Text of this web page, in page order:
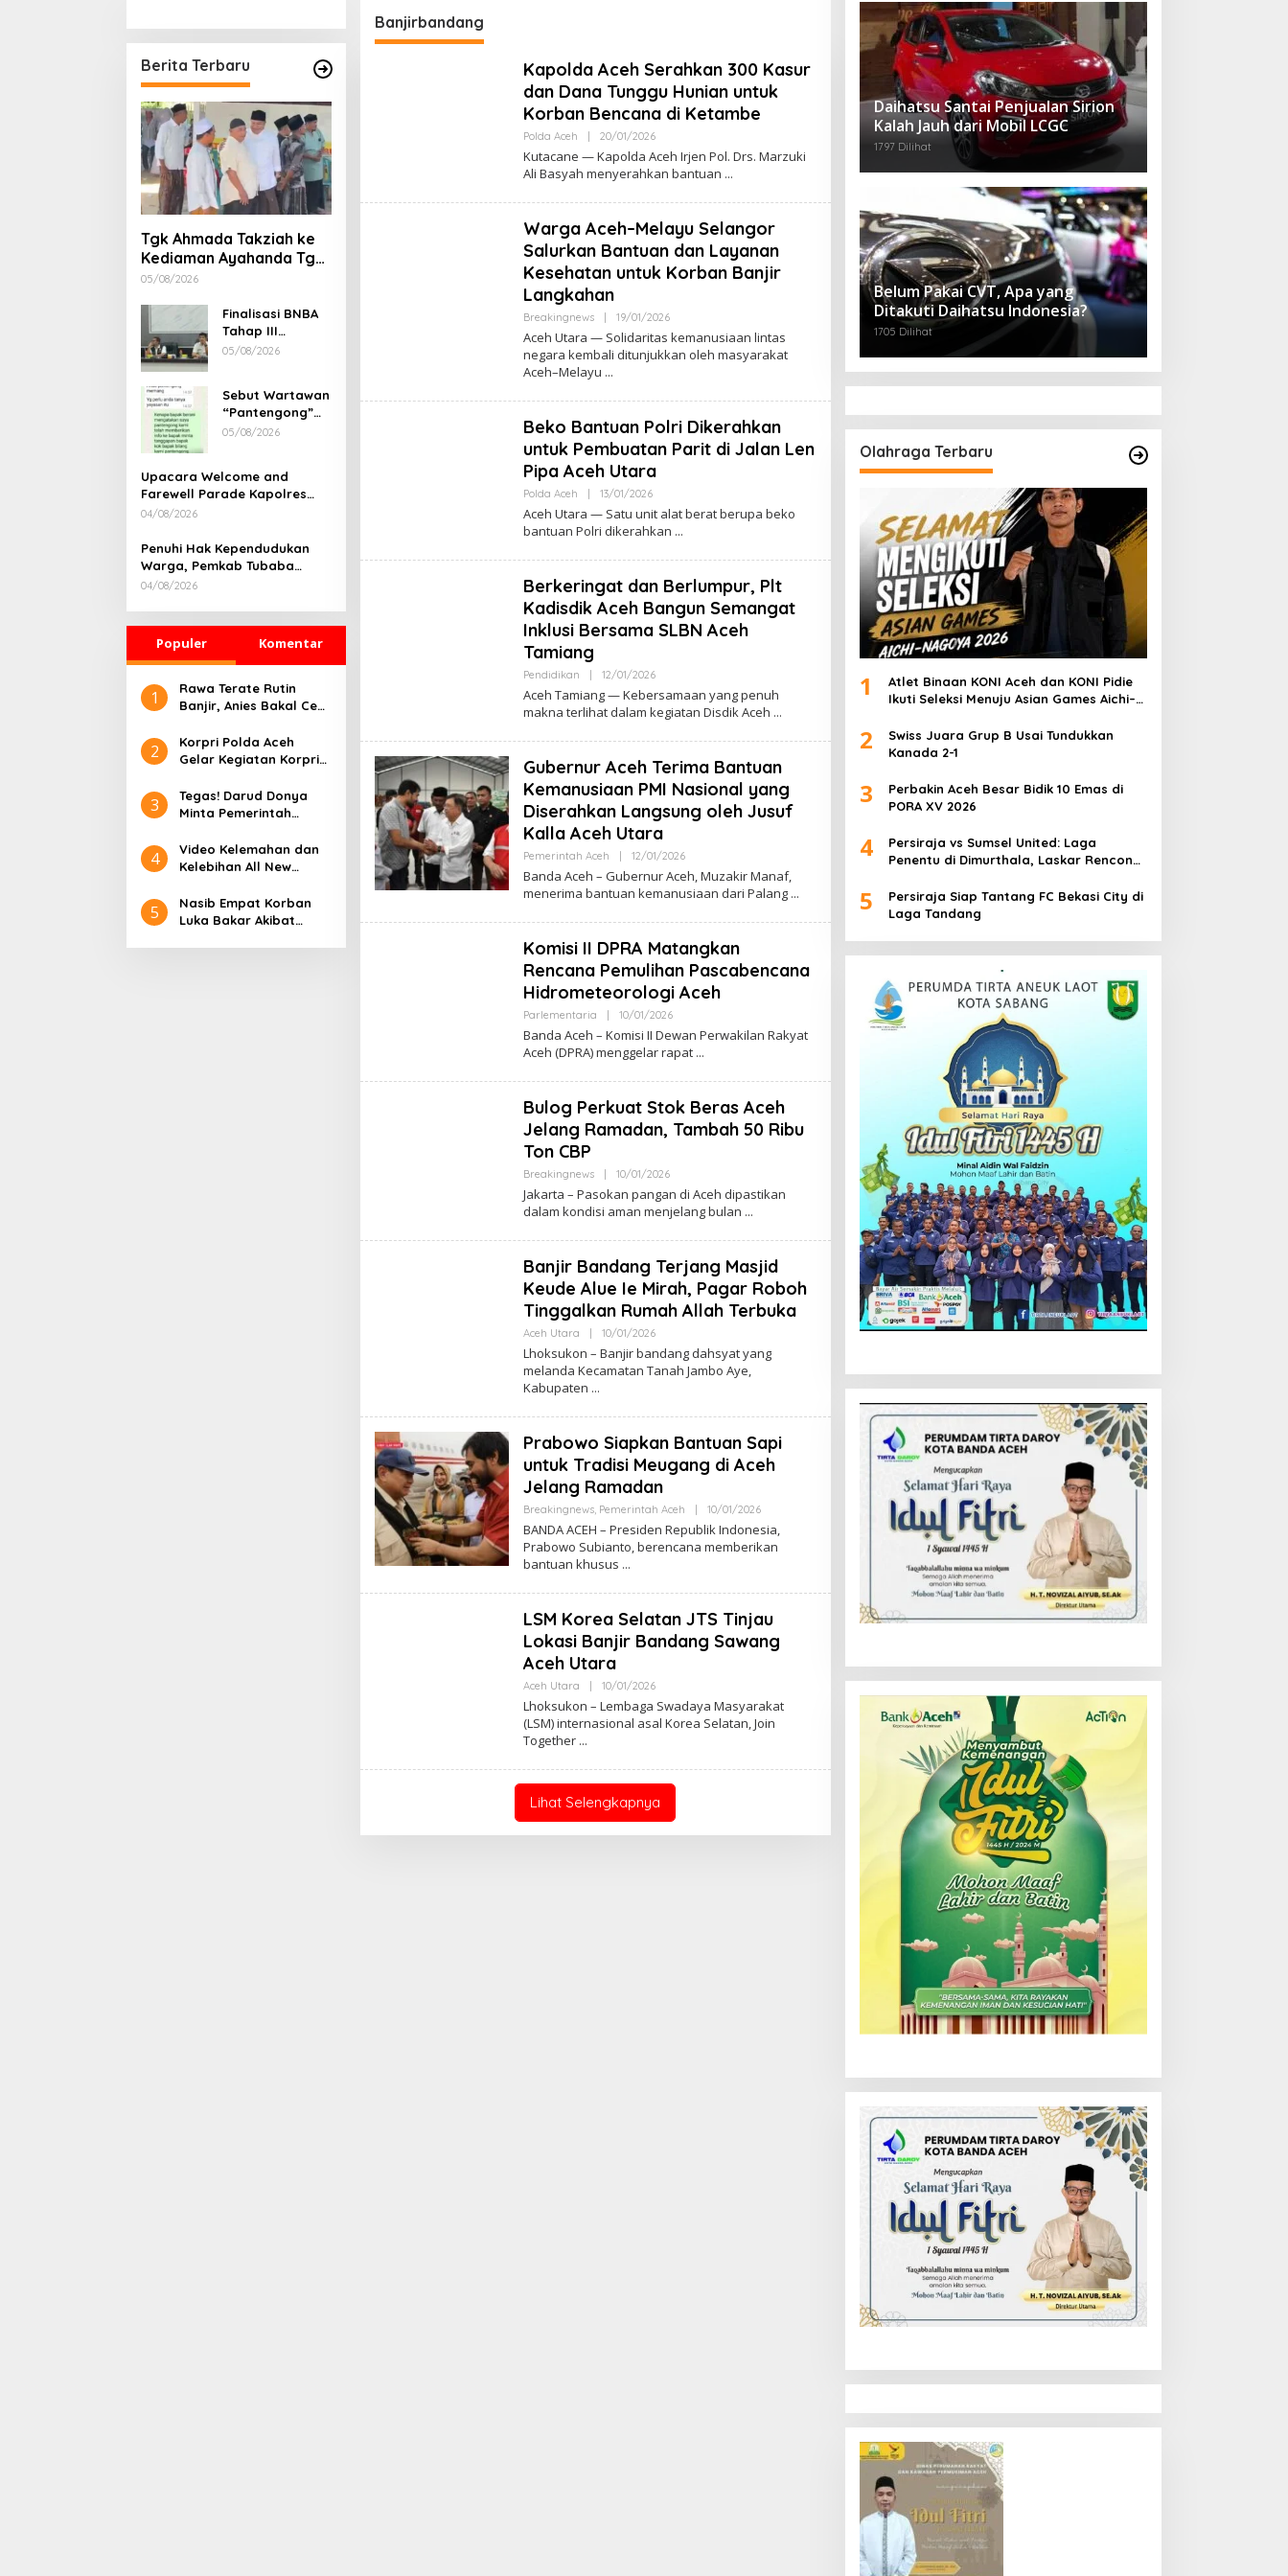
Etika, DPR‑Provinsi,
Gubernur dan PLLDA
Berita Terbaru
Tgk Ahmada Takziah ke
Kediaman Ayahanda Tgk
Zumadi di Peudada
05/08/2026
Finalisasi BNBA
Tahap III
Dikebut, BPBD
Penghulu untuk
Vervali Stimulan
Rumah
05/08/2026
Sebut Wartawan
“Pantengong”
Saat
Diduga Langgar
Hukum & Etika,
PLLDA Diminta
Segera
05/08/2026
Upacara Welcome and
Farewell Parade Kapolres
Tulang Bawang Barat
04/08/2026
Penuhi Hak Kependudukan
Warga, Pemkab Tubaba
Gelar Sidang Isbat Nikah
04/08/2026
Populer Komentar
1
Rawa Terate Rutin
Banjir, Anies Bakal Cek
2
Korpri Polda Aceh
Gelar Kegiatan Korpri
Donasi Buku/Al-Qur’an
ke Lembaga
Anak Kelas II Banda
Aceh
3
Tegas! Darud Donya
Minta Pemerintah
IPAL di Kawasan Titik
Nol Kerajaan Aceh
4
Video Kelemahan dan
Kelebihan All New
5
Nasib Empat Korban
Luka Bakar Akibat
Banjirbandang
Kapolda Aceh Serahkan 300 Kasur
dan Dana Tunggu Hunian untuk
Korban Bencana di Ketambe
Polda Aceh 20/01/2026O
E
H
U
Y
D
I
Kutacane — Kapolda Aceh Irjen Pol. Drs. Marzuki
Ali Basyah menyerahkan bantuan
Warga Aceh–Melayu Selangor
Salurkan Bantuan dan Layanan
Kesehatan untuk Korban Banjir
Langkahan
Breakingnews 19/01/2026O
L
E
H
L
A
Aceh Utara — Solidaritas kemanusiaan lintas
negara kembali ditunjukkan oleh masyarakat
Aceh–Melayu
Beko Bantuan Polri Dikerahkan
untuk Pembuatan Parit di Jalan Len
Pipa Aceh Utara
Polda Aceh 13/01/2026O
L
E
H
U
Y
A
D
I
Aceh Utara — Satu unit alat berat berupa beko
bantuan Polri dikerahkan
Berkeringat dan Berlumpur, Plt
Kadisdik Aceh Bangun Semangat
Inklusi Bersama SLBN Aceh
Tamiang
Pendidikan 12/01/2026O
E
H
U
A
D
I
Aceh Tamiang — Kebersamaan yang penuh
makna terlihat dalam kegiatan Disdik Aceh
Gubernur Aceh Terima Bantuan
Kemanusiaan PMI Nasional yang
Diserahkan Langsung oleh Jusuf
Kalla Aceh Utara
Pemerintah Aceh 12/01/2026O
L
E
H
U
Y
A
D
I
Banda Aceh – Gubernur Aceh, Muzakir Manaf,
menerima bantuan kemanusiaan dari Palang
Komisi II DPRA Matangkan
Rencana Pemulihan Pascabencana
Hidrometeorologi Aceh
Parlementaria 10/01/2026O
E
H
U
Y
A
D
Banda Aceh – Komisi II Dewan Perwakilan Rakyat
Aceh (DPRA) menggelar rapat
Bulog Perkuat Stok Beras Aceh
Jelang Ramadan, Tambah 50 Ribu
Ton CBP
Breakingnews 10/01/2026O
E
H
U
Y
D
I
Jakarta – Pasokan pangan di Aceh dipastikan
dalam kondisi aman menjelang bulan
Banjir Bandang Terjang Masjid
Keude Alue Ie Mirah, Pagar Roboh
Tinggalkan Rumah Allah Terbuka
Aceh Utara 10/01/2026O
E
H
L
A
I
Lhoksukon – Banjir bandang dahsyat yang
melanda Kecamatan Tanah Jambo Aye,
Kabupaten
Prabowo Siapkan Bantuan Sapi
untuk Tradisi Meugang di Aceh
Jelang Ramadan
Breakingnews, Pemerintah Aceh 10/01/2026O
E
H
L
A
I
BANDA ACEH – Presiden Republik Indonesia,
Prabowo Subianto, berencana memberikan
bantuan khusus
LSM Korea Selatan JTS Tinjau
Lokasi Banjir Bandang Sawang
Aceh Utara
Aceh Utara 10/01/2026O
L
E
H
L
D
I
Lhoksukon – Lembaga Swadaya Masyarakat
(LSM) internasional asal Korea Selatan, Join
Together
Lihat Selengkapnya
Daihatsu Santai Penjualan Sirion
Kalah Jauh dari Mobil LCGC
1797 Dilihat
Belum Pakai CVT, Apa yang
Ditakuti Daihatsu Indonesia?
1705 Dilihat
Olahraga Terbaru
1
Atlet Binaan KONI Aceh dan KONI Pidie
Ikuti Seleksi Menuju Asian Games Aichi–
2
Swiss Juara Grup B Usai Tundukkan
Kanada 2-1
3
Perbakin Aceh Besar Bidik 10 Emas di
PORA XV 2026
4
Persiraja vs Sumsel United: Laga
Penentu di Dimurthala, Laskar Rencong
5
Persiraja Siap Tantang FC Bekasi City di
Laga Tandang